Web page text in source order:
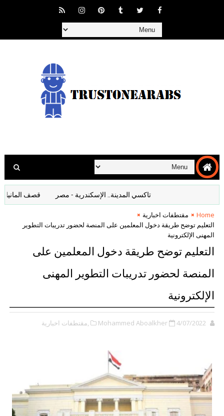
تاكسي المدينة.. الإسكندرية - مصر قصف المانيا افلام
Home
مقتطفات اخبارية
التعليم توضح طريقة دخول المعلمين على المنصة لحضور تدريبات التطوير
المهنى الإلكترونية
التعليم توضح طريقة دخول المعلمين على
المنصة لحضور تدريبات التطوير المهنى
الإلكترونية
Mohammed Aboalkher 4/07/2022 ,مقتطفات اخبارية